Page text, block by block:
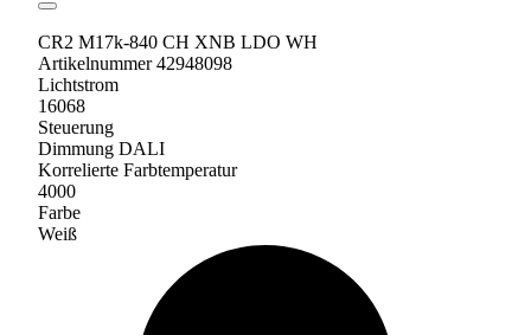
CR2 M17k-840 CH XNB LDO WH
Artikelnummer 42948098
Lichtstrom
16068
Steuerung
Dimmung DALI
Korrelierte Farbtemperatur
4000
Farbe
Weiß